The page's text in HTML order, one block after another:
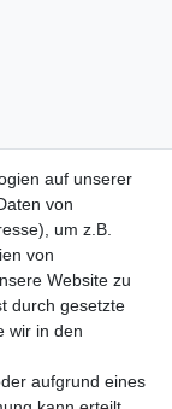
auf unserer
von
um z.B.
von
Website zu
durch gesetzte
wir in den
aufgrund eines